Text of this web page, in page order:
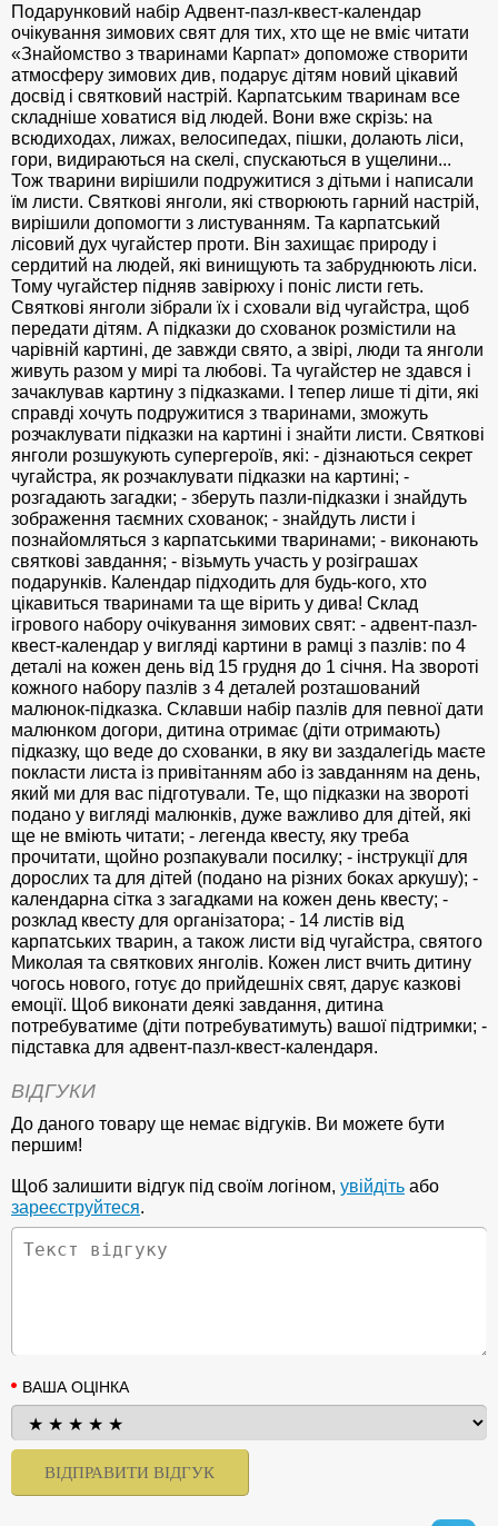
Подарунковий набір Адвент-пазл-квест-календар
очікування зимових свят для тих, хто ще не вміє читати
«Знайомство з тваринами Карпат» допоможе створити
атмосферу зимових див, подарує дітям новий цікавий
досвід і святковий настрій. Карпатським тваринам все
складніше ховатися від людей. Вони вже скрізь: на
всюдиходах, лижах, велосипедах, пішки, долають ліси,
гори, видираються на скелі, спускаються в ущелини...
Тож тварини вирішили подружитися з дітьми і написали
їм листи. Святкові янголи, які створюють гарний настрій,
вирішили допомогти з листуванням. Та карпатський
лісовий дух чугайстер проти. Він захищає природу і
сердитий на людей, які винищують та забруднюють ліси.
Тому чугайстер підняв завірюху і поніс листи геть.
Святкові янголи зібрали їх і сховали від чугайстра, щоб
передати дітям. А підказки до схованок розмістили на
чарівній картині, де завжди свято, а звірі, люди та янголи
живуть разом у мирі та любові. Та чугайстер не здався і
зачаклував картину з підказками. І тепер лише ті діти, які
справді хочуть подружитися з тваринами, зможуть
розчаклувати підказки на картині і знайти листи. Святкові
янголи розшукують супергероїв, які: - дізнаються секрет
чугайстра, як розчаклувати підказки на картині; -
розгадають загадки; - зберуть пазли-підказки і знайдуть
зображення таємних схованок; - знайдуть листи і
познайомляться з карпатськими тваринами; - виконають
святкові завдання; - візьмуть участь у розіграшах
подарунків. Календар підходить для будь-кого, хто
цікавиться тваринами та ще вірить у дива! Склад
ігрового набору очікування зимових свят: - адвент-пазл-
квест-календар у вигляді картини в рамці з пазлів: по 4
деталі на кожен день від 15 грудня до 1 січня. На звороті
кожного набору пазлів з 4 деталей розташований
малюнок-підказка. Склавши набір пазлів для певної дати
малюнком догори, дитина отримає (діти отримають)
підказку, що веде до схованки, в яку ви заздалегідь маєте
покласти листа із привітанням або із завданням на день,
який ми для вас підготували. Те, що підказки на звороті
подано у вигляді малюнків, дуже важливо для дітей, які
ще не вміють читати; - легенда квесту, яку треба
прочитати, щойно розпакували посилку; - інструкції для
дорослих та для дітей (подано на різних боках аркушу); -
календарна сітка з загадками на кожен день квесту; -
розклад квесту для організатора; - 14 листів від
карпатських тварин, а також листи від чугайстра, святого
Миколая та святкових янголів. Кожен лист вчить дитину
чогось нового, готує до прийдешніх свят, дарує казкові
емоції. Щоб виконати деякі завдання, дитина
потребуватиме (діти потребуватимуть) вашої підтримки; -
підставка для адвент-пазл-квест-календаря.
ВІДГУКИ
До даного товару ще немає відгуків. Ви можете бути
першим!
Щоб залишити відгук під своїм логіном, увійдіть або
зареєструйтеся.
ВАША ОЦІНКА